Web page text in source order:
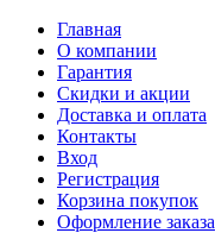
Главная
О компании
Гарантия
Скидки и акции
Доставка и оплата
Контакты
Вход
Регистрация
Корзина покупок
Оформление заказа